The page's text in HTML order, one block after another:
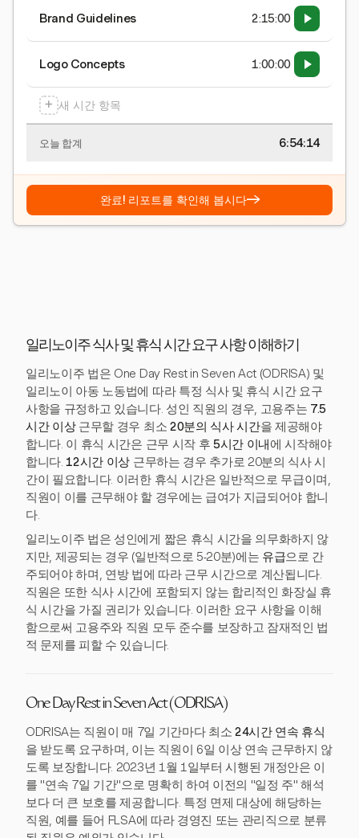
Brand Guidelines 2:15:00
Logo Concepts 1:00:00
+ 새 시간 항목
오늘 합계 6:54:15
완료! 리포트를 확인해 봅시다→
일리노이주 식사 및 휴식 시간 요구 사항 이해하기
일리노이주 법은 One Day Rest in Seven Act (ODRISA) 및
일리노이 아동 노동법에 따라 특정 식사 및 휴식 시간 요구
사항을 규정하고 있습니다. 성인 직원의 경우, 고용주는 7.5
시간 이상근무할 경우 최소 20분의 식사 시간을 제공해야
합니다. 이 휴식 시간은 근무 시작 후 5시간 이내에 시작해야
합니다.12시간 이상 근무하는 경우 추가로 20분의 식사 시
간이 필요합니다. 이러한 휴식 시간은 일반적으로 무급이며,
직원이 이를 근무해야 할 경우에는 급여가 지급되어야 합니
다.
일리노이주 법은 성인에게 짧은 휴식 시간을 의무화하지 않
지만, 제공되는 경우 (일반적으로 5-20분)에는 유급으로 간
주되어야 하며, 연방 법에 따라 근무 시간으로 계산됩니다.
직원은 또한 식사 시간에 포함되지 않는 합리적인 화장실 휴
식 시간을 가질 권리가 있습니다. 이러한 요구 사항을 이해
함으로써 고용주와 직원 모두 준수를 보장하고 잠재적인 법
적 문제를 피할 수 있습니다.
One Day Rest in Seven Act (ODRISA)
ODRISA는 직원이 매 7일 기간마다 최소 24시간 연속 휴식
을 받도록 요구하며, 이는 직원이 6일 이상 연속 근무하지 않
도록 보장합니다. 2023년 1월 1일부터 시행된 개정안은 이
를 "연속 7일 기간"으로 명확히 하여 이전의 "일정 주" 해석
보다 더 큰 보호를 제공합니다. 특정 면제 대상에 해당하는
직원, 예를 들어 FLSA에 따라 경영진 또는 관리직으로 분류